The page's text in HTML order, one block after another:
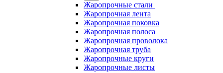
Жаропрочные стали
Жаропрочная лента
Жаропрочная поковка
Жаропрочная полоса
Жаропрочная проволока
Жаропрочная труба
Жаропрочные круги
Жаропрочные листы